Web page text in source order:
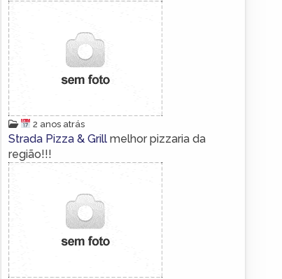
2 anos atrás
Strada Pizza & Grill melhor pizzaria da
região!!!